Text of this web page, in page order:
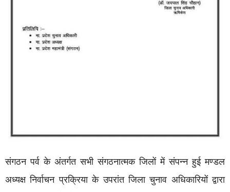
संगठन पर्व के अंतर्गत सभी संगठनात्मक जिलों में संपन्न हुई मण्डल
अध्यक्ष निर्वाचन प्रक्रिया के उपरांत जिला चुनाव अधिकारियों द्वारा